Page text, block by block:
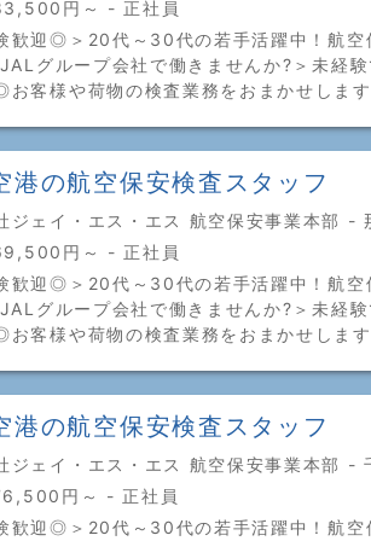
円～ - 正社員
歓迎◎＞20代～30代の若手活躍中！航空
グループ会社で働きませんか?＞未経
お客様や荷物の検査業務をおまかせしま
港の航空保安検査スタッフ
ジェイ・エス・エス 航空保安事業本部 -
円～ - 正社員
歓迎◎＞20代～30代の若手活躍中！航空
グループ会社で働きませんか?＞未経
お客様や荷物の検査業務をおまかせしま
港の航空保安検査スタッフ
ジェイ・エス・エス 航空保安事業本部 -
円～ - 正社員
歓迎◎＞20代～30代の若手活躍中！航空